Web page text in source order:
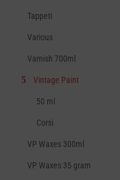
Tappeti
Various
Varnish 700ml
Vintage Paint
50 ml
Corsi
VP Waxes 300ml
VP Waxes 35 gram